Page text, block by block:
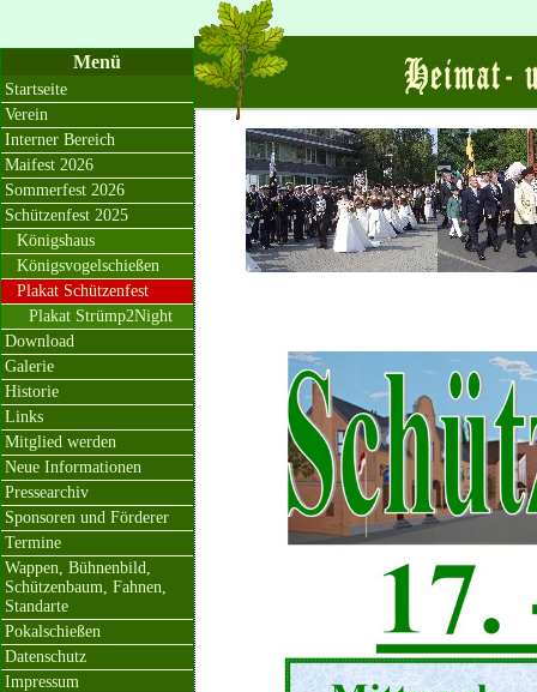
Menü
Startseite
Verein
Interner Bereich
Maifest 2026
Sommerfest 2026
Schützenfest 2025
Königshaus
Königsvogelschießen
Plakat Schützenfest
Plakat Strümp2Night
Download
Galerie
Historie
Links
Mitglied werden
Neue Informationen
Pressearchiv
Sponsoren und Förderer
Termine
Wappen, Bühnenbild,
Schützenbaum, Fahnen,
Standarte
Pokalschießen
Datenschutz
Impressum